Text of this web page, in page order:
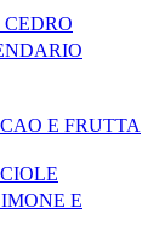
E FRUTTA
E